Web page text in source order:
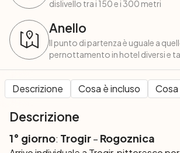
dislivello tra i 150 e i 300 metri
Anello
Il punto di partenza è uguale a
pernottamento in hotel diversi e
Descrizione Cosa è incluso Cosa
Descrizione
1° giorno: Trogir– Rogoznica